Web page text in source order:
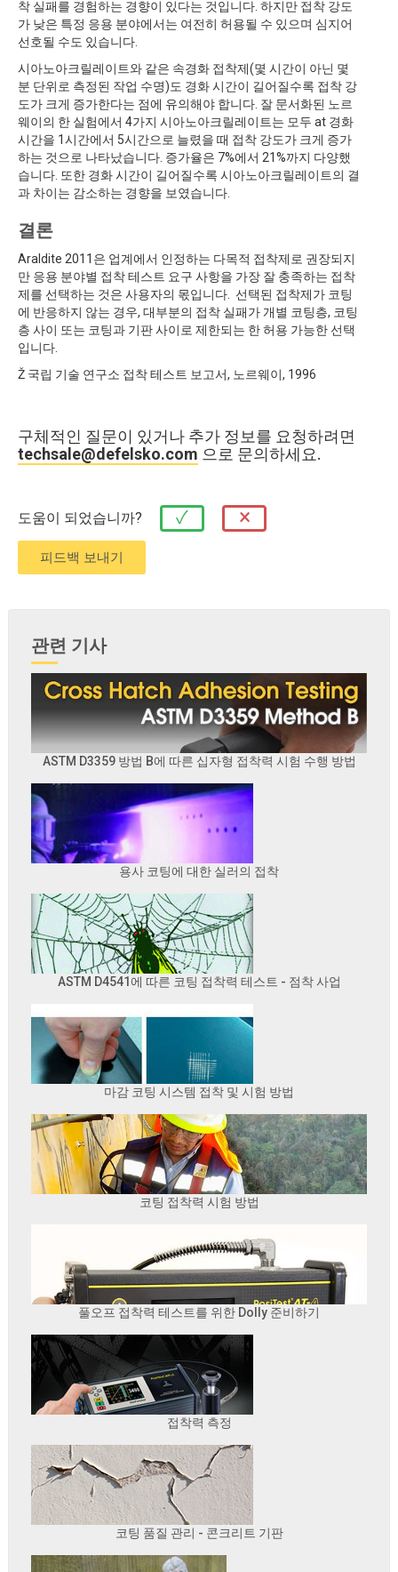
착 실패를 경험하는 경향이 있다는 것입니다. 하지만 접착 강도
가 낮은 특정 응용 분야에서는 여전히 허용될 수 있으며 심지어
선호될 수도 있습니다.
시아노아크릴레이트와 같은 속경화 접착제(몇 시간이 아닌 몇
분 단위로 측정된 작업 수명)도 경화 시간이 길어질수록 접착 강
도가 크게 증가한다는 점에 유의해야 합니다. 잘 문서화된 노르
웨이의 한 실험에서 4가지 시아노아크릴레이트는 모두 at 경화
시간을 1시간에서 5시간으로 늘렸을 때 접착 강도가 크게 증가
하는 것으로 나타났습니다. 증가율은 7%에서 21%까지 다양했
습니다. 또한 경화 시간이 길어질수록 시아노아크릴레이트의 결
과 차이는 감소하는 경향을 보였습니다.
결론
Araldite 2011은 업계에서 인정하는 다목적 접착제로 권장되지
만 응용 분야별 접착 테스트 요구 사항을 가장 잘 충족하는 접착
제를 선택하는 것은 사용자의 몫입니다. 선택된 접착제가 코팅
에 반응하지 않는 경우, 대부분의 접착 실패가 개별 코팅층, 코팅
층 사이 또는 코팅과 기판 사이로 제한되는 한 허용 가능한 선택
입니다.
Ž 국립 기술 연구소 접착 테스트 보고서, 노르웨이, 1996
구체적인 질문이 있거나 추가 정보를 요청하려면
techsale@defelsko.com 으로 문의하세요.
도움이 되었습니까? ✓ ×
관련 기사
ASTM D3359 방법 B에 따른 십자형 접착력 시험 수행 방법
용사 코팅에 대한 실러의 접착
ASTM D4541에 따른 코팅 접착력 테스트 - 점착 사업
마감 코팅 시스템 접착 및 시험 방법
코팅 접착력 시험 방법
풀오프 접착력 테스트를 위한 Dolly 준비하기
접착력 측정
코팅 품질 관리 - 콘크리트 기판